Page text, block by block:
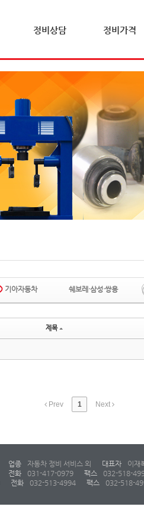
정비상담 정비가격
기아자동차 쉐보레·삼성·쌍용
제목
Prev 1 Next
업종 자동차 정비 서비스 외 대표자 이재
전화 031-417-0979 팩스
032-518-
전화 032-513-4994 팩스 032-518-